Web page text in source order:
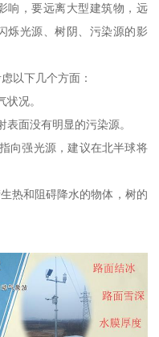
响，要远离大型建筑物，远
烁光源、树阴、污染源的影
以下几个方面：
状况。
表面没有明显的污染源。
向强光源，建议在北半球将
热和阻碍降水的物体，树的